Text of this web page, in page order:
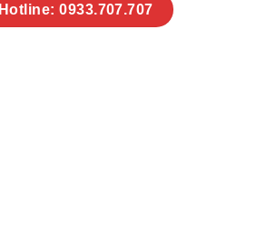
Hotline: 0933.707.707